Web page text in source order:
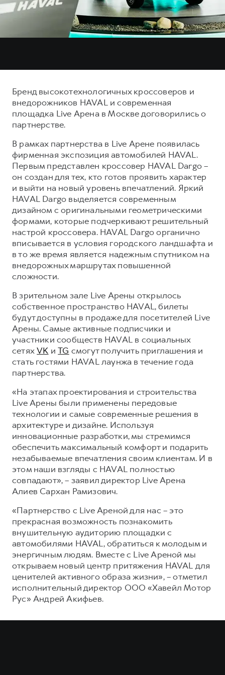
от 2 899 000 ₽
POER
от 3 449 000 ₽
Тест-драйв
Страхование
Кредит
КОРПОРАТИВНЫМ КЛИЕНТАМ
Для малого бизнеса
Корпоративным клиентам
Крупным корпоративным клиентам
Система управления автопарком
Сервис для корпоративных клиентов
HAVAL Лизинг
Автомобильные аксессуары
Коллекция CITY
Коллекция Базовая
Коллекция Детская
СЕРВИСНОЕ ОБСЛУЖИВАНИЕ
ПОДДЕРЖКА
GWM Безопасность
Гарантия HAVAL
Мобильное приложение GWM
Программа «HAVAL Защита+»
Руководства по эксплуатации
Подписки
АКСЕССУАРЫ HAVAL
Автомобильные аксессуары
Коллекция CITY
Коллекция Базовая
Коллекция Детская
Наша команда
Бренд высокотехнологичных кроссоверов и
внедорожников HAVAL и современная
площадка Live Арена в Москве договорились о
партнерстве.
В рамках партнерства в Live Арене появилась
фирменная экспозиция автомобилей HAVAL.
Первым представлен кроссовер HAVAL Dargo –
он создан для тех, кто готов проявить характер
и выйти на новый уровень впечатлений. Яркий
HAVAL Dargo выделяется современным
дизайном с оригинальными геометрическими
формами, которые подчеркивают решительный
настрой кроссовера. HAVAL Dargo органично
вписывается в условия городского ландшафта и
в то же время является надежным спутником на
внедорожных маршрутах повышенной
сложности.
В зрительном зале Live Арены открылось
собственное пространство HAVAL, билеты
будут доступны в продаже для посетителей Live
Арены. Самые активные подписчики и
участники сообществ HAVAL в социальных
сетяхVK иTG смогут получить приглашения и
стать гостями HAVAL лаунжа в течение года
партнерства.
«На этапах проектирования и строительства
Live Арены были применены передовые
технологии и самые современные решения в
архитектуре и дизайне. Используя
инновационные разработки, мы стремимся
обеспечить максимальный комфорт и подарить
незабываемые впечатления своим клиентам. И в
этом наши взгляды с HAVAL полностью
совпадают», – заявил директор Live Арена
Алиев Сархан Рамизович.
«Партнерство с Live Ареной для нас – это
прекрасная возможность познакомить
внушительную аудиторию площадки с
автомобилями HAVAL, обратиться к молодым и
энергичным людям. Вместе с Live Ареной мы
открываем новый центр притяжения HAVAL для
ценителей активного образа жизни», – отметил
исполнительный директор ООО «Хавейл Мотор
Рус» Андрей Акифьев.